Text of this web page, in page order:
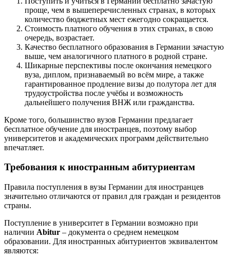
проще, чем в вышеперечисленных странах, в которых
количество бюджетных мест ежегодно сокращается.
Стоимость платного обучения в этих странах, в свою
очередь, возрастает.
Качество бесплатного образования в Германии зачастую
выше, чем аналогичного платного в родной стране.
Шикарные перспективы после окончания немецкого
вуза, диплом, признаваемый во всём мире, а также
гарантированное продление визы до полутора лет для
трудоустройства после учёбы и возможность
дальнейшего получения ВНЖ или гражданства.
Кроме того, большинство вузов Германии предлагает
бесплатное обучение для иностранцев, поэтому выбор
университетов и академических программ действительно
впечатляет.
Требования к иностранным абитуриентам
Правила поступления в вузы Германии для иностранцев
значительно отличаются от правил для граждан и резидентов
страны.
Поступление в университет в Германии возможно при
наличии Abitur – документа о среднем немецком
образовании. Для иностранных абитуриентов эквивалентом
являются: